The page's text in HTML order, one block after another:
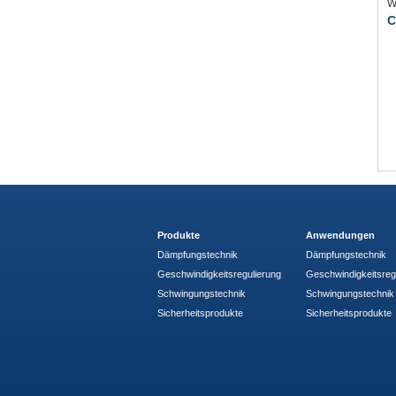
Produkte
Dämpfungstechnik
Geschwindigkeitsregulierung
Schwingungstechnik
Sicherheitsprodukte
Anwendungen
Dämpfungstechnik
Schwingungstechnik
Sicherheitsprodukte